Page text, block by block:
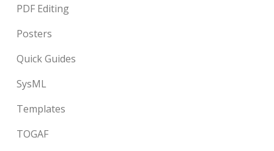
PDF Editing
Posters
Quick Guides
SysML
Templates
TOGAF